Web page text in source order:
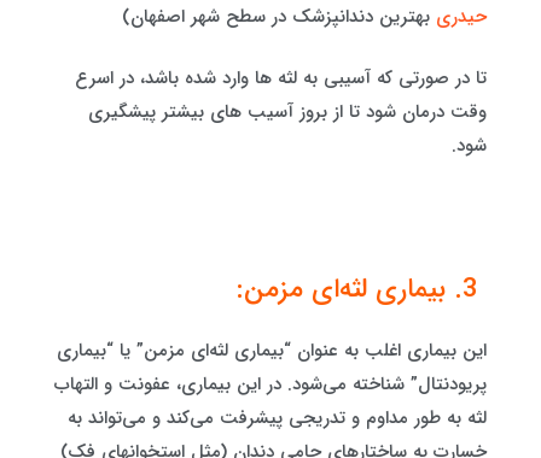
حیدری بهترین دندانپزشک در سطح شهر اصفهان)
تا در صورتی که آسیبی به لثه ها وارد شده باشد، در اسرع
وقت درمان شود تا از بروز آسیب های بیشتر پیشگیری
شود.
این بیماری اغلب به عنوان “بیماری لثه‌ای مزمن” یا “بیماری
پریودنتال” شناخته می‌شود. در این بیماری، عفونت و التهاب
لثه به طور مداوم و تدریجی پیشرفت می‌کند و می‌تواند به